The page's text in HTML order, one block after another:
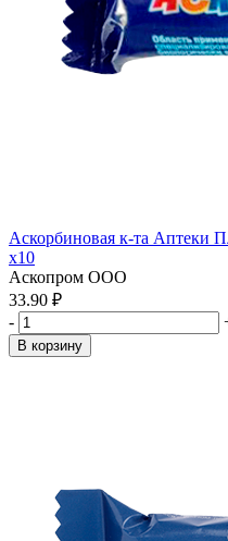
Аскорбиновая к-та Аптеки
x10
Аскопром ООО
33.90 ₽
-
В корзину